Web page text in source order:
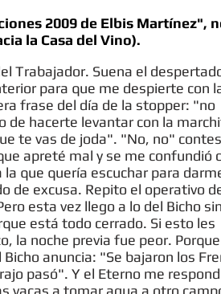
2009 de Elbis Martínez",
la Casa del Vino).
Trabajador. Suena el
para que me despierte con
frase del día de la stopper: "no
de hacerte levantar con la
te vas de joda". "No, no"
apreté mal y se me confundió
que quería escuchar para
de excusa. Repito el operativo
esta vez llego a lo del Bicho sin
está todo cerrado. Si esto les
la noche previa fue peor.
anuncia: "Se bajaron los
pasó". Y el Eterno me
vacas a tomar agua a otro